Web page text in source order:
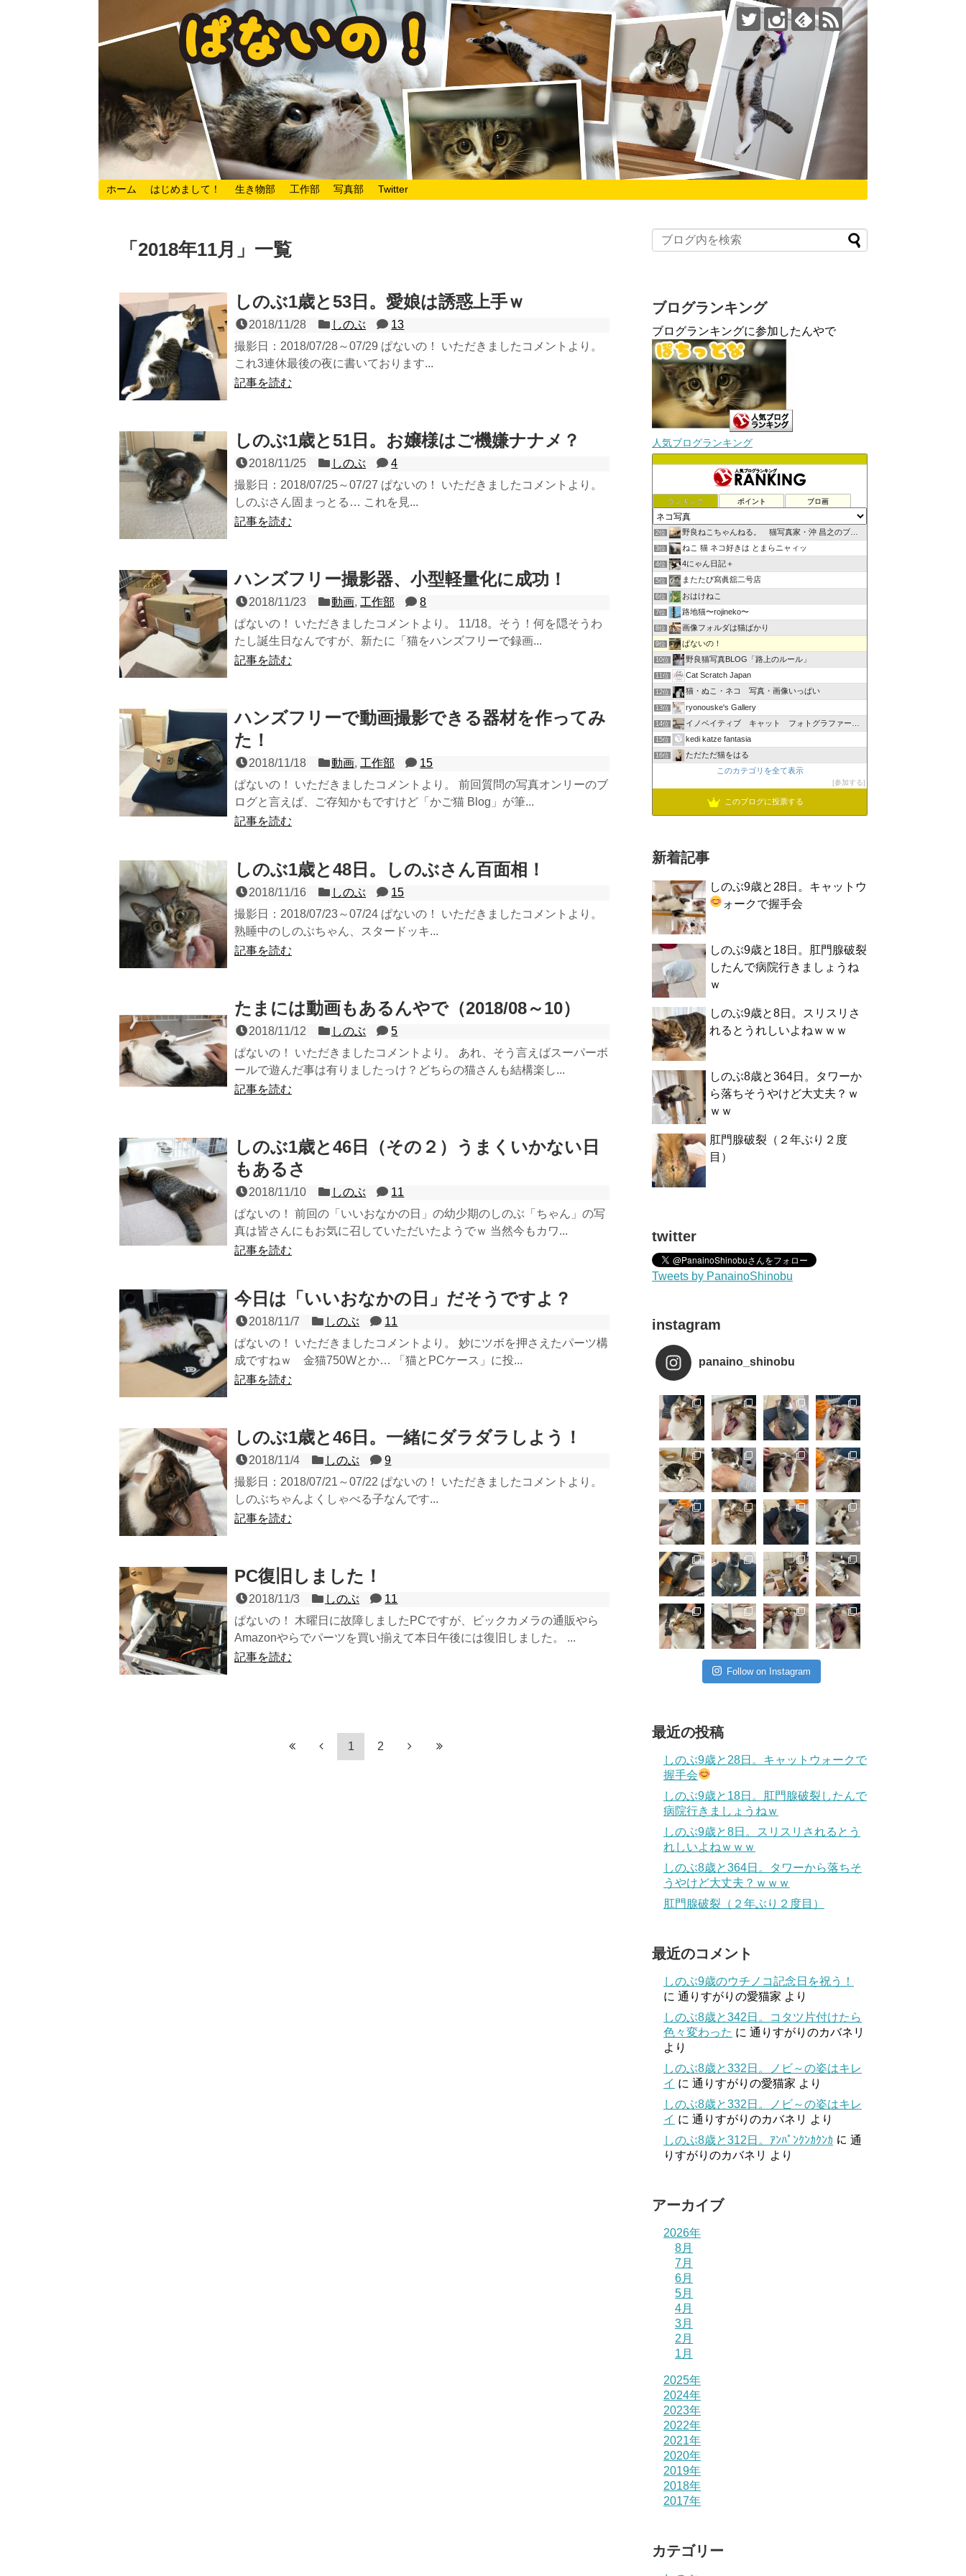
ホーム はじめまして！ 生き物部 工作部 写真部 Twitter
「 2018年11月 」 一覧
しのぶ1歳と53日。愛娘は誘惑上手ｗ
2018/11/28 しのぶ
13
撮影日：2018/07/28～07/29 ぱないの！ いただきましたコメントより。
これ3連休最後の夜に書いております...
記事を読む
しのぶ1歳と51日。お嬢様はご機嫌ナナメ？
2018/11/25 しのぶ
4
撮影日：2018/07/25～07/27 ぱないの！ いただきましたコメントより。
しのぶさん固まっとる… これを見...
記事を読む
ハンズフリー撮影器、小型軽量化に成功！
2018/11/23 動画, 工作部
8
ぱないの！ いただきましたコメントより。 11/18。そう！何を隠そうわ
たし誕生日なんですが、新たに「猫をハンズフリーで録画...
記事を読む
ハンズフリーで動画撮影できる器材を作ってみ
た！
2018/11/18 動画, 工作部
15
ぱないの！ いただきましたコメントより。 前回質問の写真オンリーのブ
ログと言えば、ご存知かもですけど「かご猫 Blog」が筆...
記事を読む
しのぶ1歳と48日。しのぶさん百面相！
2018/11/16 しのぶ
15
撮影日：2018/07/23～07/24 ぱないの！ いただきましたコメントより。
熟睡中のしのぶちゃん、スタードッキ...
記事を読む
たまには動画もあるんやで（2018/08～10）
2018/11/12 しのぶ
5
ぱないの！ いただきましたコメントより。 あれ、そう言えばスーパーボ
ールで遊んだ事は有りましたっけ？どちらの猫さんも結構楽し...
記事を読む
しのぶ1歳と46日（その２）うまくいかない日
もあるさ
2018/11/10 しのぶ
11
ぱないの！ 前回の「いいおなかの日」の幼少期のしのぶ「ちゃん」の写
真は皆さんにもお気に召していただいたようでｗ 当然今もカワ...
記事を読む
今日は「いいおなかの日」だそうですよ？
2018/11/7 しのぶ
11
ぱないの！ いただきましたコメントより。 妙にツボを押さえたパーツ構
成ですねｗ 金猫750Wとか… 「猫とPCケース」に投...
記事を読む
しのぶ1歳と46日。一緒にダラダラしよう！
2018/11/4 しのぶ
9
撮影日：2018/07/21～07/22 ぱないの！ いただきましたコメントより。
しのぶちゃんよくしゃべる子なんです...
記事を読む
PC復旧しました！
2018/11/3 しのぶ
11
ぱないの！ 木曜日に故障しましたPCですが、ビックカメラの通販やら
Amazonやらでパーツを買い揃えて本日午後には復旧しました。 ...
記事を読む
1 2
ブログランキング
ブログランキングに参加したんやで
人気ブログランキング
ランキング ポイント ブロ画
2位 野良ねこちゃんねる。 猫写真家・沖 昌之のブログ
3位 ねこ 猫 ネコ好きは とまらニャィッ
4位 4にゃん日記＋
5位 またたび寫眞舘二号店
6位 おはけねこ
7位 路地猫〜rojineko〜
8位 画像フォルダは猫ばかり
9位 ぱないの！
10位 野良猫写真BLOG「路上のルール」
11位 Cat Scratch Japan
12位 猫・ぬこ・ネコ 写真・画像いっぱい
13位 ryonouske's Gallery
14位 イノベイティブ キャット フォトグラファーズ グループ
15位 kedi katze fantasia
16位
ただただ猫をはる
このカテゴリを全て表示
参加する
このブログに投票する
新着記事
しのぶ9歳と28日。キャットウ
ォークで握手会
しのぶ9歳と18日。肛門腺破裂
したんで病院行きましょうね
ｗ
しのぶ9歳と8日。スリスリさ
れるとうれしいよねｗｗｗ
しのぶ8歳と364日。タワーか
ら落ちそうやけど大丈夫？ｗ
ｗｗ
肛門腺破裂（２年ぶり２度
目）
twitter
Tweets by PanainoShinobu
instagram
panaino_shinobu
Follow on Instagram
最近の投稿
しのぶ9歳と28日。キャットウォークで
握手会
しのぶ9歳と18日。肛門腺破裂したんで
病院行きましょうねｗ
しのぶ9歳と8日。スリスリされるとう
れしいよねｗｗｗ
しのぶ8歳と364日。タワーから落ちそ
うやけど大丈夫？ｗｗｗ
肛門腺破裂（２年ぶり２度目）
最近のコメント
しのぶ9歳のウチノコ記念日を祝う！
に 通りすがりの愛猫家 より
しのぶ8歳と342日。コタツ片付けたら
色々変わった に 通りすがりのカバネリ
より
しのぶ8歳と332日。ノビ～の姿はキレ
イ に 通りすがりの愛猫家 より
しのぶ8歳と332日。ノビ～の姿はキレ
イ に 通りすがりのカバネリ より
しのぶ8歳と312日。ｱﾝﾊﾟﾝｸﾝｶｸﾝｶ に 通
りすがりのカバネリ より
アーカイブ
2026年
8月
7月
6月
5月
4月
3月
2月
1月
2025年
2024年
2023年
2022年
2021年
2020年
2019年
2018年
2017年
カテゴリー